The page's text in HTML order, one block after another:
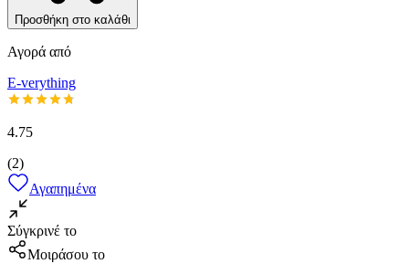
Προσθήκη στο καλάθι
Αγορά από
E-verything
4.75
(2)
Αγαπημένα
Σύγκρινέ το
Μοιράσου το